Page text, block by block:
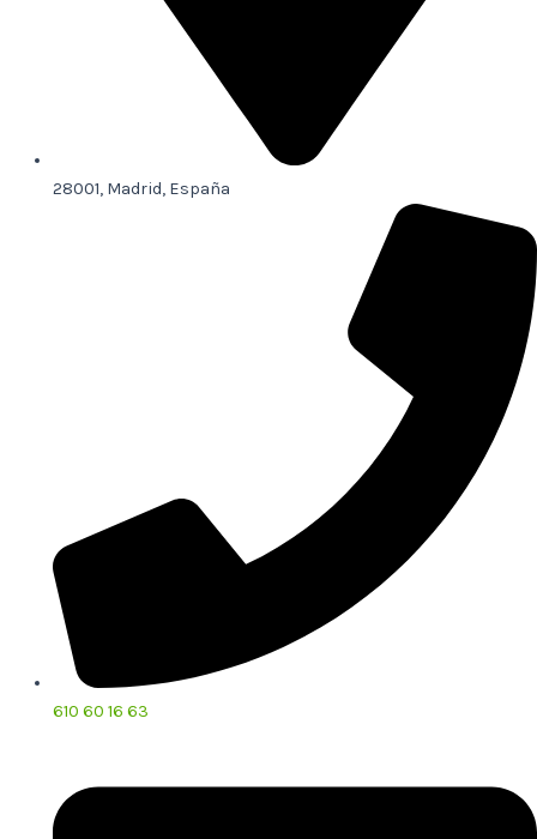
28001, Madrid, España
610 60 16 63